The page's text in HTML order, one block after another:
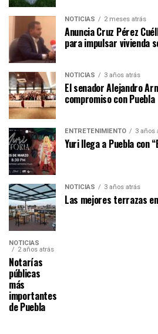
NOTICIAS 2 meses atrás
Anuncia Cruz Pérez
para impulsar vivienda
NOTICIAS 3 años atrás
El senador Alejandro
compromiso con Puebla
ENTRETENIMIENTO 3 años
Yuri llega a Puebla con
NOTICIAS 3 años atrás
Las mejores terrazas
NOTICIAS
2 años atrás
Notarías
públicas
más
importantes
de Puebla